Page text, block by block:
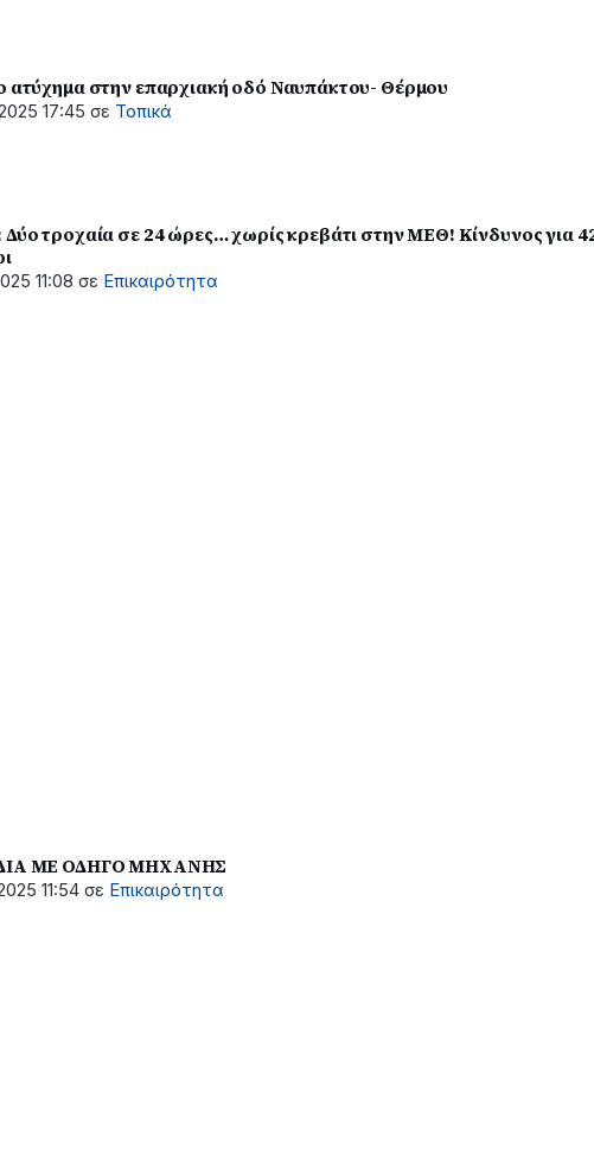
ατύχημα στην επαρχιακή οδό Ναυπάκτου- Θέρμου
17:45 σε Τοπικά
τροχαία σε 24 ώρες… χωρίς κρεβάτι στην ΜΕΘ! Κίνδυνος για
11:08 σε Επικαιρότητα
ΜΕ ΟΔΗΓΟ ΜΗΧΑΝΗΣ
11:54 σε Επικαιρότητα